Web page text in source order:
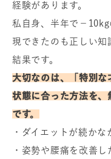
経験があります。
私自身、半年で−10kg
現できたのも正しい知
結果です。
大切なのは、「特別
状態に合った方法を、
です。
・ダイエットが続かな
・姿勢や腰痛を改善し